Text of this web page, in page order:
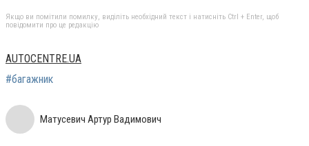
Якщо ви помітили помилку, виділіть необхідний текст і натисніть Ctrl + Enter, щоб
повідомити про це редакцію
AUTOCENTRE.UA
#багажник
Матусевич Артур Вадимович